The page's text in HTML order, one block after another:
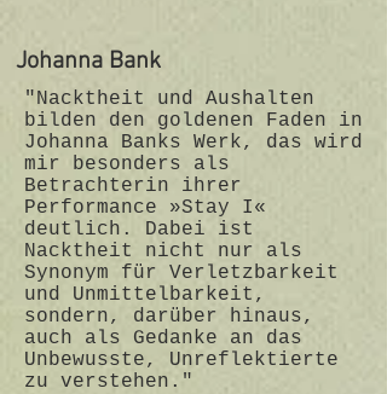
Johanna Bank
"Nacktheit und Aushalten
bilden den goldenen Faden in
Johanna Banks Werk, das wird
mir besonders als
Betrachterin ihrer
Performance »Stay I«
deutlich. Dabei ist
Nacktheit nicht nur als
Synonym für Verletzbarkeit
und Unmittelbarkeit,
sondern, darüber hinaus,
auch als Gedanke an das
Unbewusste, Unreflektierte
zu verstehen."